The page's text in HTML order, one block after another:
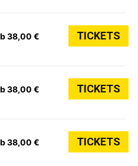
38,00 € TICKETS
38,00 € TICKETS
38,00 € TICKETS